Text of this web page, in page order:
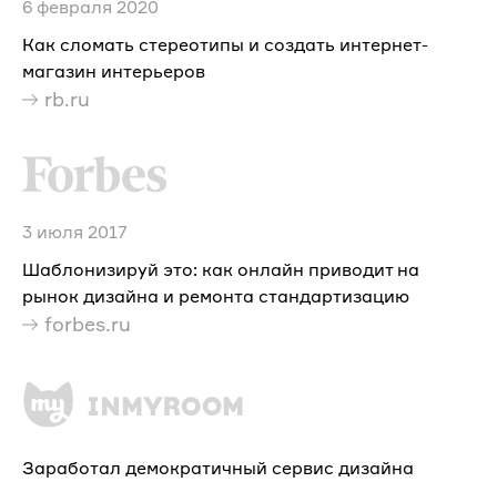
6 февраля 2020
Как сломать стереотипы и создать интернет-
магазин интерьеров
rb.ru
3 июля 2017
Шаблонизируй это: как онлайн приводит на
рынок дизайна и ремонта стандартизацию
forbes.ru
Заработал демократичный сервис дизайна